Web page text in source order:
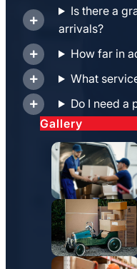
Is there a
arrivals?
How far in
What
Do I need a
Gallery